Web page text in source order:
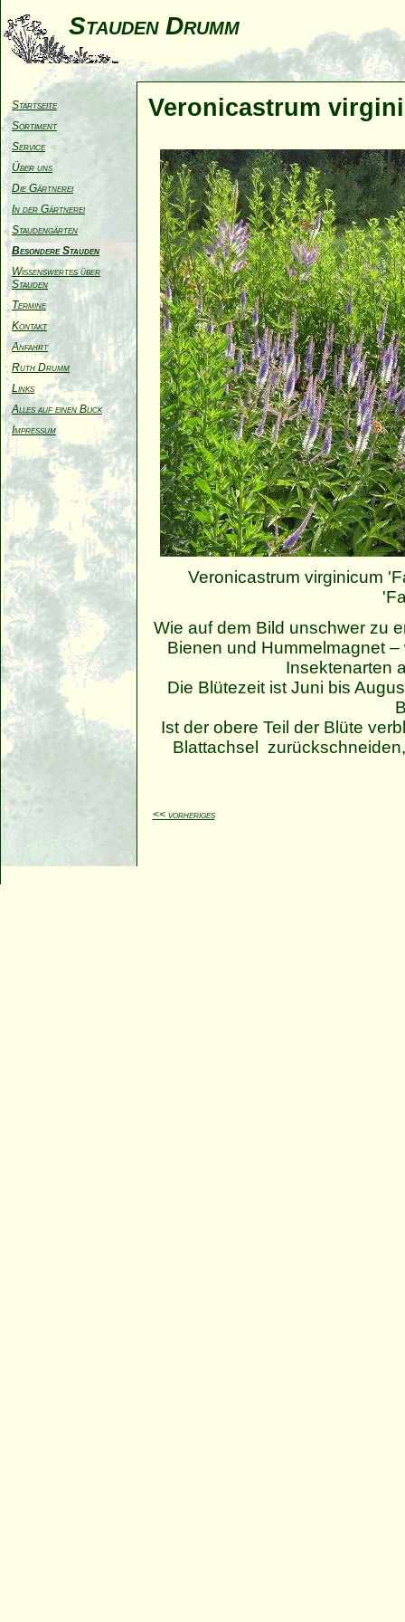
Stauden Drumm
Startseite
Sortiment
Service
Über uns
Die Gärtnerei
In der Gärtnerei
Staudengärten
Besondere Stauden
Wissenswertes über
Stauden
Termine
Kontakt
Anfahrt
Ruth Drumm
Links
Alles auf einen Blick
Impressum
Veronicastrum
Veronicastrum virginicum
Wie auf dem Bild unschwer zu
Bienen und Hummelmagnet
Insektenarten
Die Blütezeit ist Juni bis
Ist der obere Teil der Blüte
Blattachsel
<< vorheriges